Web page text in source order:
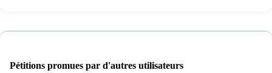
Pétitions promues par d'autres utilisateurs